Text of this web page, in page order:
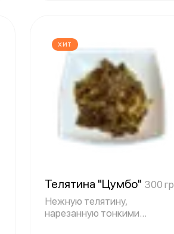
ХИТ
Телятина "Цумбо" 300 гр
Нежную телятину,
нарезанную тонкими